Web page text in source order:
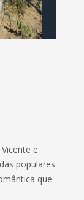
e
populares
que